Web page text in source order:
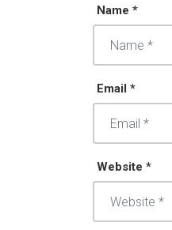
Name *
Email *
Website *